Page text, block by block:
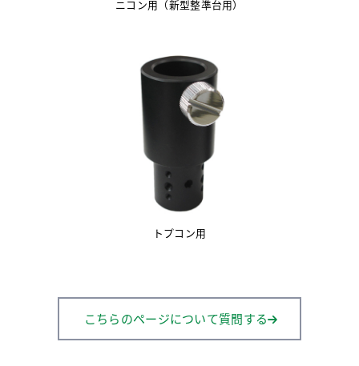
ニコン用（新型整準台用）
トプコン用
こちらのページについて質問する